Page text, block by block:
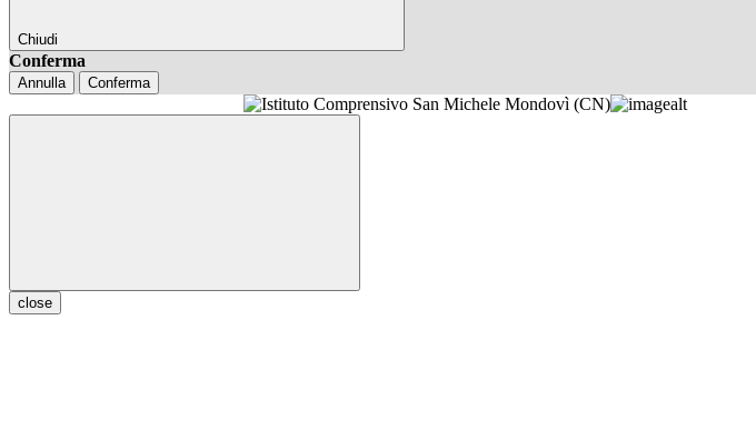
Chiudi
Conferma
Annulla Conferma
close